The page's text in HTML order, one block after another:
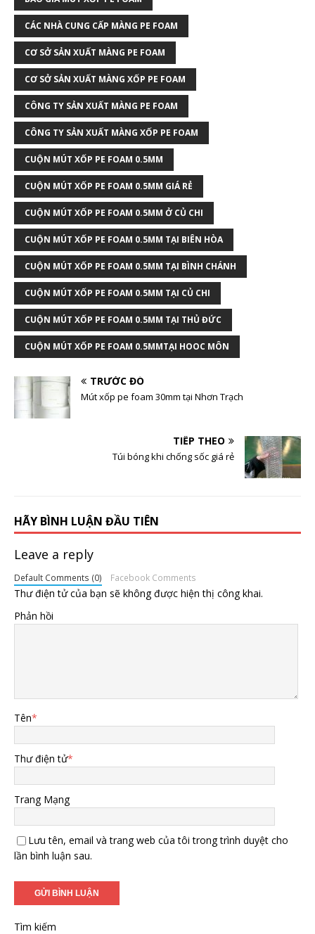
CÁC NHÀ CUNG CẤP MÀNG PE FOAM
CƠ SỞ SẢN XUẤT MÀNG PE FOAM
CƠ SỞ SẢN XUẤT MÀNG XỐP PE FOAM
CÔNG TY SẢN XUẤT MÀNG PE FOAM
CÔNG TY SẢN XUẤT MÀNG XỐP PE FOAM
CUỘN MÚT XỐP PE FOAM 0.5MM
CUỘN MÚT XỐP PE FOAM 0.5MM GIÁ RẺ
CUỘN MÚT XỐP PE FOAM 0.5MM Ở CỦ CHI
CUỘN MÚT XỐP PE FOAM 0.5MM TẠI BIÊN HÒA
CUỘN MÚT XỐP PE FOAM 0.5MM TẠI BÌNH CHÁNH
CUỘN MÚT XỐP PE FOAM 0.5MM TẠI CỦ CHI
CUỘN MÚT XỐP PE FOAM 0.5MM TẠI THỦ ĐỨC
CUỘN MÚT XỐP PE FOAM 0.5MMTẠI HOOC MÔN
TRƯỚC ĐÓ
Mút xốp pe foam 30mm tại Nhơn Trạch
TIẾP THEO
Túi bóng khi chống sốc giá rẻ
HÃY BÌNH LUẬN ĐẦU TIÊN
Leave a reply
Default Comments (0) Facebook Comments
Thư điện tử của bạn sẽ không được hiện thị công khai.
Phản hồi
Tên*
Thư điện tử*
Trang Mạng
Lưu tên, email và trang web của tôi trong trình duyệt cho
lần bình luận sau.
Tìm kiếm